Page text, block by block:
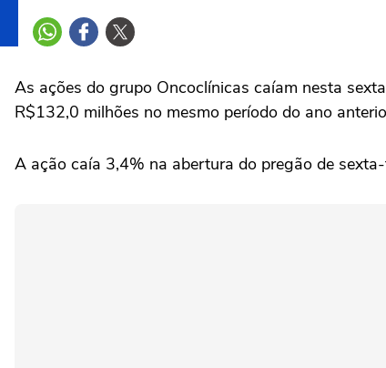
As ações ‌do grupo Oncoclínicas caíam nesta
R$132,0 milhões no mesmo período do ‌ano
A ação ‌caía 3,4% na ⁠abertura do pregão de